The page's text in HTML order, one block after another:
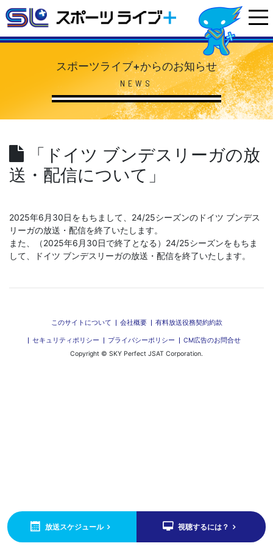
放送スケジュール 視聴するには？
スポーツライブ+からのお知らせ
NEWS
「ドイツ ブンデスリーガの放
送・配信について」
2025年6月30日をもちまして、24/25シーズンのドイツ ブンデス
リーガの放送・配信を終了いたします。
また、（2025年6月30日で終了となる）24/25シーズンをもちま
して、ドイツ ブンデスリーガの放送・配信を終了いたします。
このサイトについて 会社概要 有料放送役務契約約款
セキュリティポリシー プライバシーポリシー
CM広告のお問合せ
Copyright © SKY Perfect JSAT Corporation.